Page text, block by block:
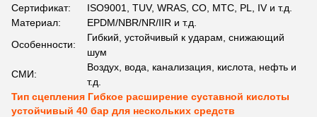
Сертификат:
ISO9001, TUV, WRAS, CO, MTC, PL, IV и т.д.
Материал:
EPDM/NBR/NR/IIR и т.д.
Особенности:
Гибкий, устойчивый к ударам, снижающий
шум
СМИ:
Воздух, вода, канализация, кислота, нефть и
т.д.
Тип сцепления Гибкое расширение суставной кислоты
устойчивый 40 бар для нескольких средств